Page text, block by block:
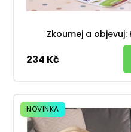
Zkoumej a
234 Kč
NOVINKA